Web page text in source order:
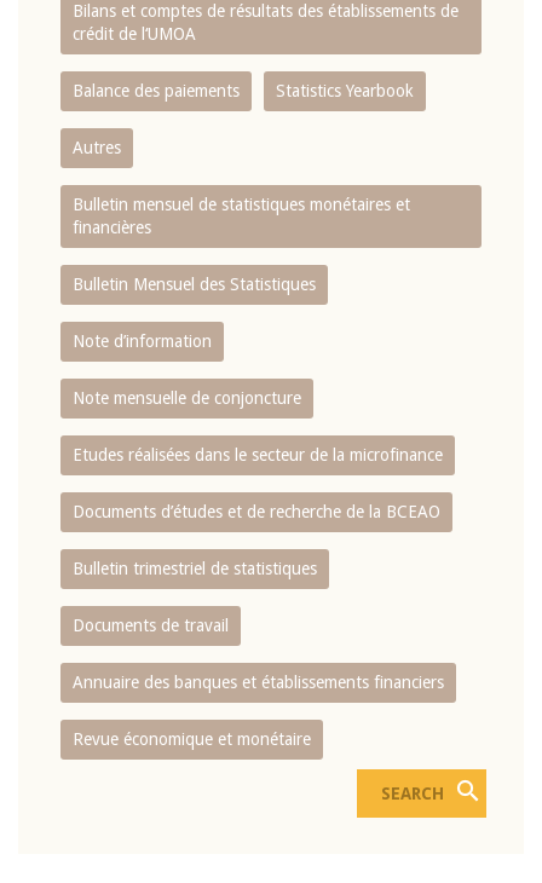
Bilans et comptes de résultats des établissements de
crédit de l‘UMOA
Balance des paiements Statistics Yearbook
Autres
Bulletin mensuel de statistiques monétaires et
financières
Bulletin Mensuel des Statistiques
Note d’information
Note mensuelle de conjoncture
Etudes réalisées dans le secteur de la microfinance
Documents d’études et de recherche de la BCEAO
Bulletin trimestriel de statistiques
Documents de travail
Annuaire des banques et établissements financiers
Revue économique et monétaire